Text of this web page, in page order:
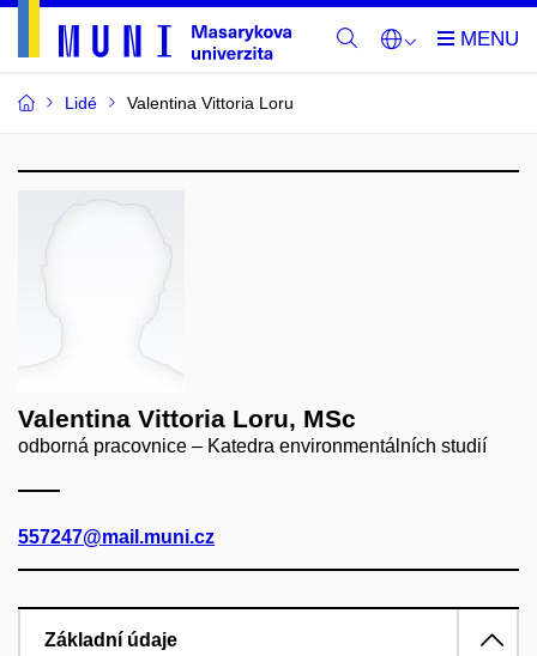
Lidé Valentina Vittoria Loru
Valentina Vittoria Loru, MSc
odborná pracovnice – Katedra environmentálních studií
557247@mail.muni.cz
Základní údaje